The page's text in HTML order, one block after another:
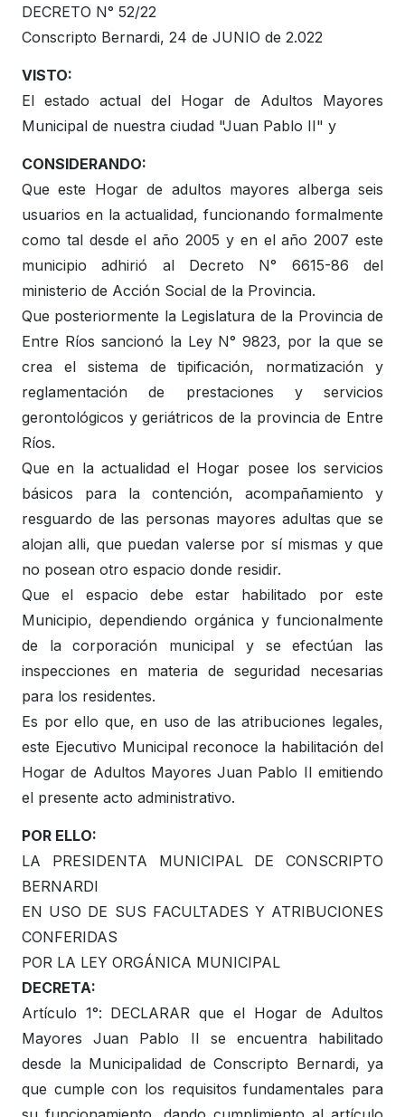
DECRETO N° 52/22
Conscripto Bernardi, 24 de JUNIO de 2.022
VISTO:
El estado actual del Hogar de Adultos Mayores
Municipal de nuestra ciudad "Juan Pablo II" y
CONSIDERANDO:
Que este Hogar de adultos mayores alberga seis
usuarios en la actualidad, funcionando formalmente
como tal desde el año 2005 y en el año 2007 este
municipio adhirió al Decreto N° 6615-86 del
ministerio de Acción Social de la Provincia.
Que posteriormente la Legislatura de la Provincia de
Entre Ríos sancionó la Ley N° 9823, por la que se
crea el sistema de tipificación, normatización y
reglamentación de prestaciones y servicios
gerontológicos y geriátricos de la provincia de Entre
Ríos.
Que en la actualidad el Hogar posee los servicios
básicos para la contención, acompañamiento y
resguardo de las personas mayores adultas que se
alojan alli, que puedan valerse por sí mismas y que
no posean otro espacio donde residir.
Que el espacio debe estar habilitado por este
Municipio, dependiendo orgánica y funcionalmente
de la corporación municipal y se efectúan las
inspecciones en materia de seguridad necesarias
para los residentes.
Es por ello que, en uso de las atribuciones legales,
este Ejecutivo Municipal reconoce la habilitación del
Hogar de Adultos Mayores Juan Pablo II emitiendo
el presente acto administrativo.
POR ELLO:
LA PRESIDENTA MUNICIPAL DE CONSCRIPTO
BERNARDI
EN USO DE SUS FACULTADES Y ATRIBUCIONES
CONFERIDAS
POR LA LEY ORGÁNICA MUNICIPAL
DECRETA:
Artículo 1°: DECLARAR que el Hogar de Adultos
Mayores Juan Pablo II se encuentra habilitado
desde la Municipalidad de Conscripto Bernardi, ya
que cumple con los requisitos fundamentales para